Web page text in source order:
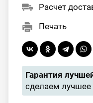
Расчет
Печать
Гарантия
сделаем